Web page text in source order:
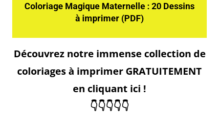
Coloriage Magique Maternelle : 20 Dessins
à imprimer (PDF)
Découvrez notre immense collection de
coloriages à imprimer GRATUITEMENT
en cliquant ici !
👇👇👇👇👇